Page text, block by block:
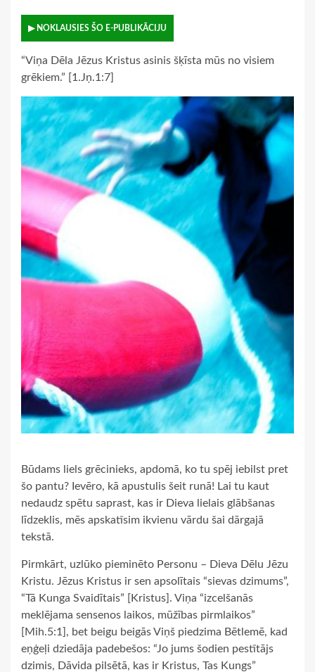
▶ NOKLAUSIES ŠO E-PUBLIKĀCIJU
“Viņa Dēla Jēzus Kristus asinis šķīsta mūs no visiem
grēkiem.” [1.Jņ.1:7]
Būdams liels grēcinieks, apdomā, ko tu spēj iebilst pret
šo pantu? Ievēro, kā apustulis šeit runā! Lai tu kaut
nedaudz spētu saprast, kas ir Dieva lielais glābšanas
līdzeklis, mēs apskatīsim ikvienu vārdu šai dārgajā
tekstā.
Pirmkārt, uzlūko pieminēto Personu – Dieva Dēlu Jēzu
Kristu. Jēzus Kristus ir sen apsolītais “sievas dzimums”,
“Tā Kunga Svaidītais” [Kristus]. Viņa “izcelšanās
meklējama sensenos laikos, mūžības pirmlaikos”
[Mih.5:1], bet beigu beigās Viņš piedzima Bētlemē, kad
eņģeļi dziedāja padebešos: “Jo jums šodien pestītājs
dzimis, Dāvida pilsētā, kas ir Kristus, Tas Kungs”